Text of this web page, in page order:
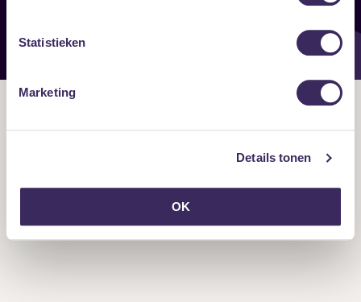
Statistieken
Marketing
Details tonen
OK